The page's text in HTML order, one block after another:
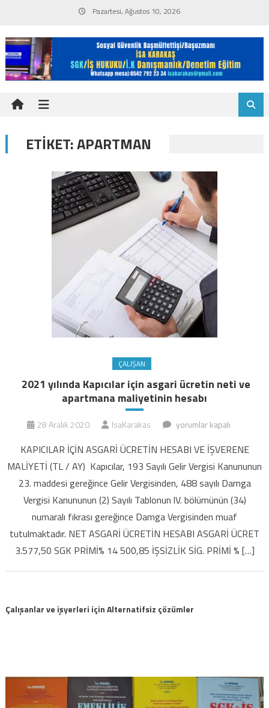
content
Pazartesi, Ağustos 10, 2026
ETIKET:APARTMAN
ÇALIŞAN
2021 yılında Kapıcılar için asgari ücretin neti ve
apartmana maliyetinin hesabı
28 Aralık 2020 IsaKarakas
2021
Kapıcılar
için
asgari
ücretin
neti
ve
apartmana
hesabı
yorumlar kapalı
KAPICILAR İÇİN ASGARİ ÜCRETİN HESABI VE İŞVERENE
MALİYETİ (TL / AY) Kapıcılar, 193 Sayılı Gelir Vergisi Kanununun
23. maddesi gereğince Gelir Vergisinden, 488 sayılı Damga
Vergisi Kanununun (2) Sayılı Tablonun lV. bölümünün (34)
numaralı fıkrası gereğince Damga Vergisinden muaf
tutulmaktadır. NET ASGARİ ÜCRETİN HESABI ASGARİ ÜCRET
3.577,50 SGK PRİMİ% 14 500,85 İŞSİZLİK SİG. PRİMİ % […]
Çalışanlar ve işyerleri için Alternatifsiz çözümler